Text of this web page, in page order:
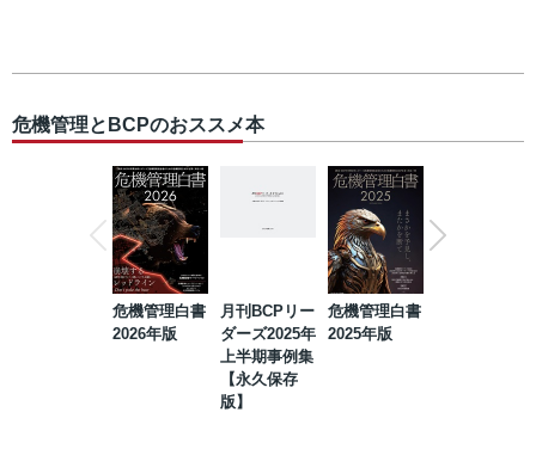
危機管理とBCPのおススメ本
危機管理白書
2026年版
月刊BCPリー
ダーズ2025年
上半期事例集
【永久保存
版】
危機管理白書
2025年版